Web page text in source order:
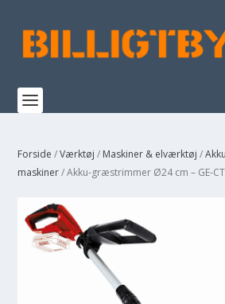
Forside /Værktøj / Maskiner & elværktøj /
maskiner/ Akku-græstrimmer Ø24 cm – GE-